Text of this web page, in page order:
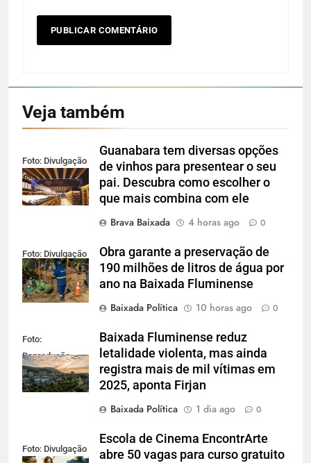
Veja também
Foto: Divulgação
Guanabara tem diversas opções
de vinhos para presentear o seu
pai. Descubra como escolher o
que mais combina com ele
Brava Baixada
4 horas ago 0
Foto: Divulgação
Obra garante a preservação de
190 milhões de litros de água por
ano na Baixada Fluminense
Baixada Política
10 horas ago 0
Foto:
Reprodução
Baixada Fluminense reduz
letalidade violenta, mas ainda
registra mais de mil vítimas em
2025, aponta Firjan
Baixada Política
1 dia ago 0
Foto: Divulgação
Escola de Cinema EncontrArte
abre 50 vagas para curso gratuito